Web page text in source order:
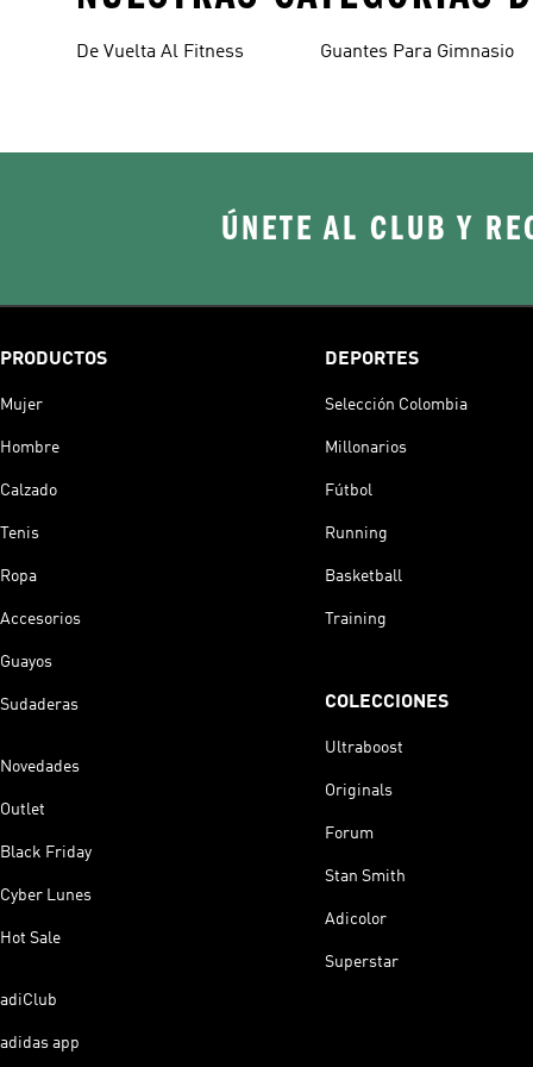
De Vuelta Al Fitness Guantes Para Gimnasio
ÚNETE AL CLUB Y
PRODUCTOS
Mujer
Hombre
Calzado
Tenis
Ropa
Accesorios
Guayos
Sudaderas
Novedades
Outlet
Black Friday
Cyber Lunes
Hot Sale
adiClub
adidas app
DEPORTES
Selección Colombia
Millonarios
Fútbol
Running
Basketball
Training
COLECCIONES
Ultraboost
Originals
Forum
Stan Smith
Adicolor
Superstar